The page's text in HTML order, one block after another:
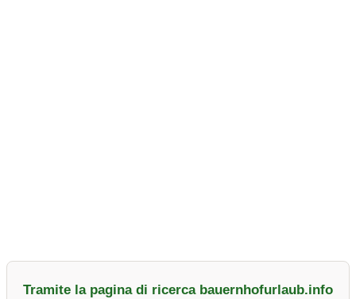
Tramite la pagina di ricerca bauernhofurlaub.info